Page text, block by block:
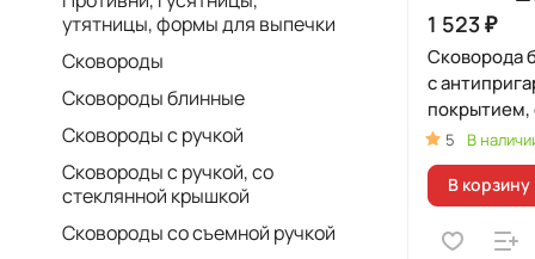
1 523 ₽
Сковорода
c
покрытием,
ручкой
5 В
В корзину
утятницы, формы для выпечки
Сковороды
Сковороды блинные
Сковороды с ручкой
Сковороды с ручкой, со
стеклянной крышкой
Сковороды со съемной ручкой